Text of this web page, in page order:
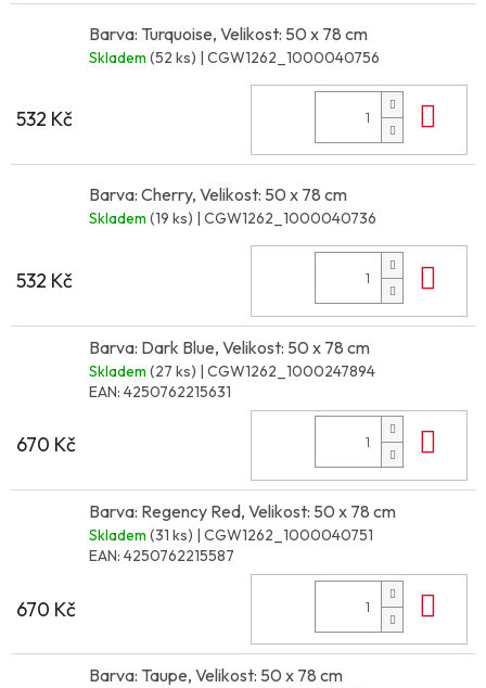
Barva: Turquoise, Velikost: 50 x 78 cm
Skladem (52 ks) | CGW1262_1000040756
532 Kč
Barva: Cherry, Velikost: 50 x 78 cm
Skladem (19 ks) | CGW1262_1000040736
532 Kč
Barva: Dark Blue, Velikost: 50 x 78 cm
Skladem (27 ks) | CGW1262_1000247894
EAN: 4250762215631
670 Kč
Barva: Regency Red, Velikost: 50 x 78 cm
Skladem (31 ks) | CGW1262_1000040751
EAN: 4250762215587
670 Kč
Barva: Taupe, Velikost: 50 x 78 cm